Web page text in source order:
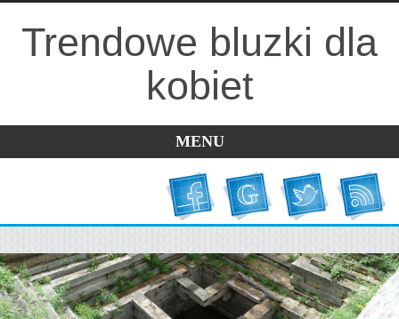
Trendowe bluzki dla
kobiet
MENU